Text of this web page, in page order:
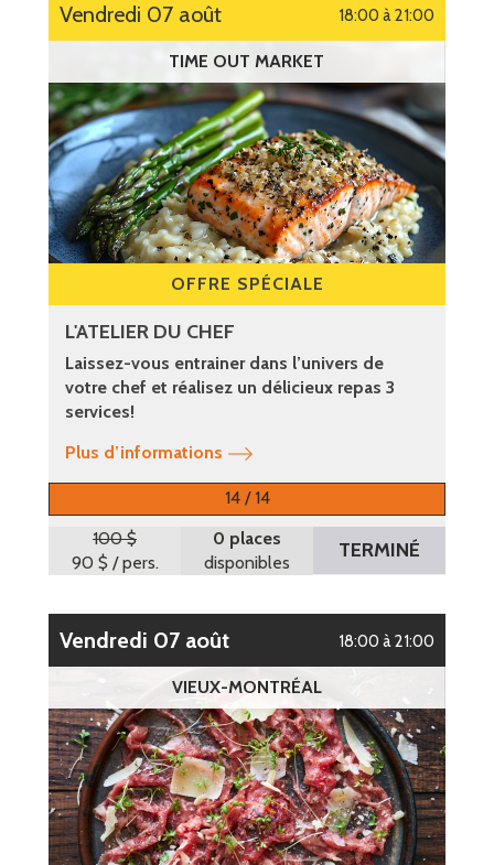
vendredi 07 août 18:00 à 21:00
TIME OUT MARKET
OFFRE SPÉCIALE
L'ATELIER DU CHEF
Laissez-vous entrainer dans l’univers de
votre chef et réalisez un délicieux repas 3
services!
Plus d’informations
14 / 14
100 $
90 $ / pers.
0 places
disponibles
TERMINÉ
vendredi 07 août 18:00 à 21:00
VIEUX-MONTRÉAL